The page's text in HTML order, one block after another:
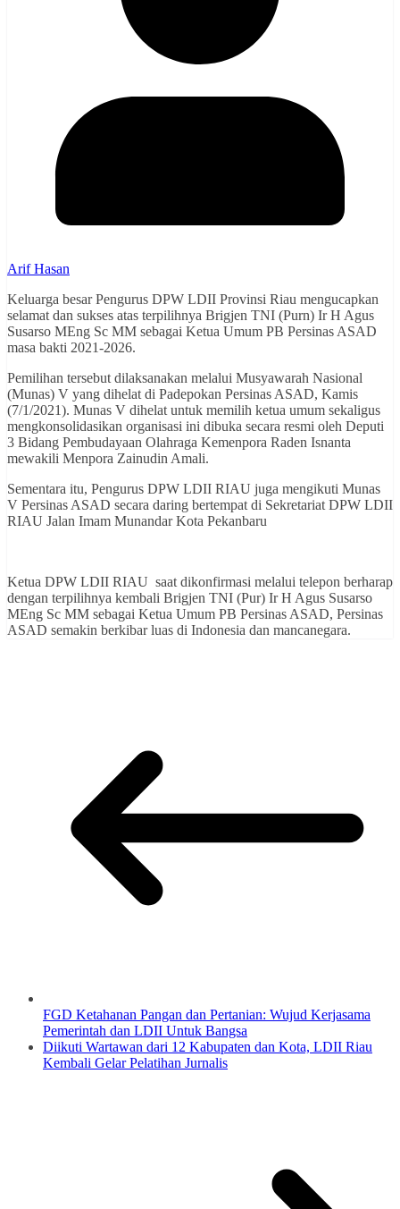
Arif Hasan
Keluarga besar Pengurus DPW LDII Provinsi Riau mengucapkan
selamat dan sukses atas terpilihnya Brigjen TNI (Purn) Ir H Agus
Susarso MEng Sc MM sebagai Ketua Umum PB Persinas ASAD
masa bakti 2021-2026.
Pemilihan tersebut dilaksanakan melalui Musyawarah Nasional
(Munas) V yang dihelat di Padepokan Persinas ASAD, Kamis
(7/1/2021). Munas V dihelat untuk memilih ketua umum sekaligus
mengkonsolidasikan organisasi ini dibuka secara resmi oleh Deputi
3 Bidang Pembudayaan Olahraga Kemenpora Raden Isnanta
mewakili Menpora Zainudin Amali.
Sementara itu, Pengurus DPW LDII RIAU juga mengikuti Munas
V Persinas ASAD secara daring bertempat di Sekretariat DPW LDII
RIAU Jalan Imam Munandar Kota Pekanbaru
Ketua DPW LDII RIAU saat dikonfirmasi melalui telepon berharap
dengan terpilihnya kembali Brigjen TNI (Pur) Ir H Agus Susarso
MEng Sc MM sebagai Ketua Umum PB Persinas ASAD, Persinas
ASAD semakin berkibar luas di Indonesia dan mancanegara.
FGD Ketahanan Pangan dan Pertanian: Wujud Kerjasama
Pemerintah dan LDII Untuk Bangsa
Diikuti Wartawan dari 12 Kabupaten dan Kota, LDII Riau
Kembali Gelar Pelatihan Jurnalis